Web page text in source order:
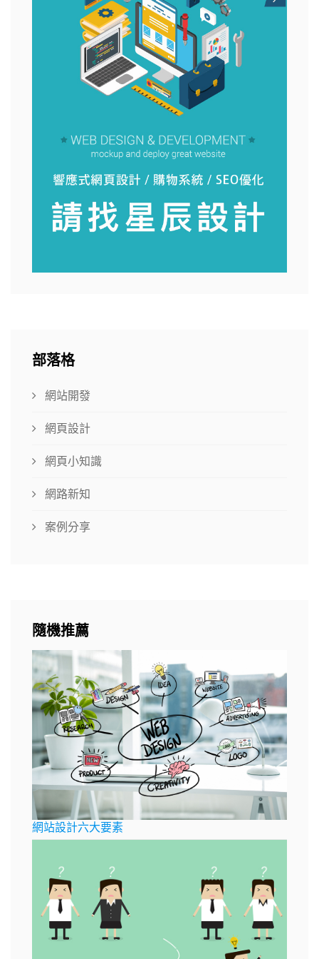
部落格
網站開發
網頁設計
網頁小知識
網路新知
案例分享
隨機推薦
網站設計六大要素